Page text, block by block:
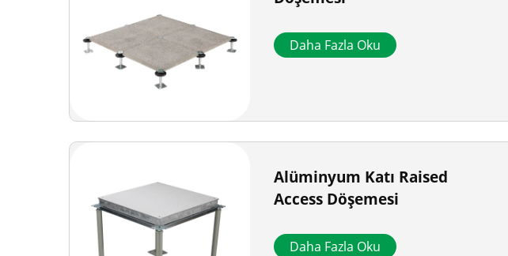
Daha Fazla Oku
Alüminyum Katı Raised
Access Döşemesi
Daha Fazla Oku